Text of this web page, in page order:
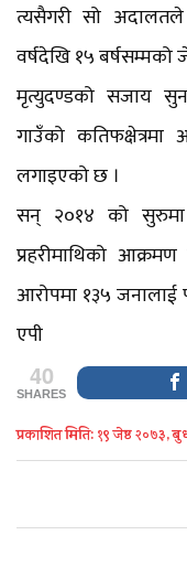
त्यसैगरी सो
वर्षदेखि १५
मृत्युदण्डको सजाय
गाउँको
लगाइएको छ ।
सन् २०१४ को सुरुमा
प्रहरीमाथिको
आरोपमा १३५ जनालाई
एपी
40
SHARES
प्रकाशित मिति: १९ जेष्ठ २०७३,